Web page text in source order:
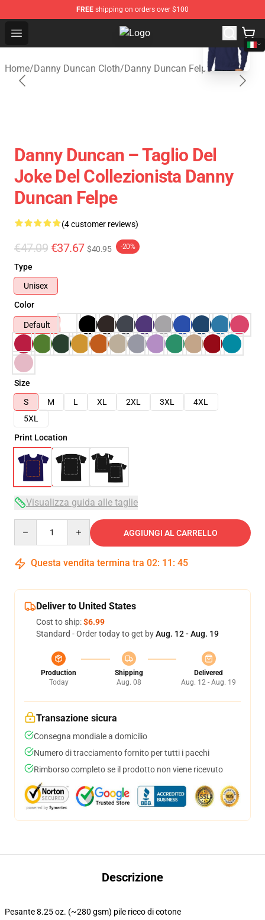
FREE shipping on orders over $100
Open menu Danny Duncan Shop - Official
Home/Danny Duncan Cloth/Danny Duncan Felpe
Danny Duncan – Taglio Del
Joke Del Collezionista Danny
Duncan Felpe
(4 customer reviews)
€47.09 €37.67 $40.95 -20%
Type
Unisex
Color
Default
Size
S
M L XL 2XL 3XL
4XL
5XL
Print Location
Visualizza guida alle taglie
AGGIUNGI AL CARRELLO
Questa vendita termina tra 02: 11 : 45
Deliver to United States
Cost to ship:$6.99
Standard - Order today to get byAug. 12 - Aug. 19
Production
Today
Shipping
Aug. 08
Delivered
Aug. 12 - Aug. 19
Transazione sicura
Consegna mondiale a domicilio
Numero di tracciamento fornito per tutti i pacchi
Rimborso completo se il prodotto non viene ricevuto
Descrizione
Pesante 8.25 oz. (~280 gsm) pile ricco di cotone